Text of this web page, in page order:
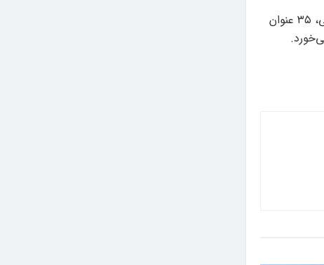
در کارنامه سیّد رضا صالحی امیری ۱۴ عنوان کتاب، ۲۵ عنوان مقاله علمی-پژوهشی، ۳۵ عنوان